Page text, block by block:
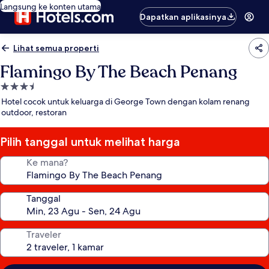
Langsung ke konten utama
Dapatkan aplikasinya
Lihat semua properti
Flamingo By The Beach Penang
Properti
bintang
3.5
Hotel cocok untuk keluarga di George Town dengan kolam renang
outdoor, restoran
Pilih tanggal untuk melihat harga
Ke mana?
Tanggal
Traveler